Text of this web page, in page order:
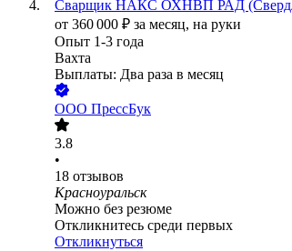
Сварщик НАКС ОХНВП РАД
от 360 000 ₽ за месяц, на руки
Опыт 1-3 года
Вахта
Выплаты: Два раза в месяц
ООО ПрессБук
3.8
•
18 отзывов
Красноуральск
Можно без резюме
Откликнитесь среди первых
Откликнуться